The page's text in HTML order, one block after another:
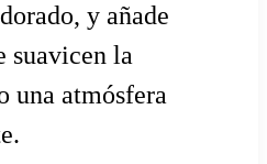
y añade
suavicen la
una atmósfera